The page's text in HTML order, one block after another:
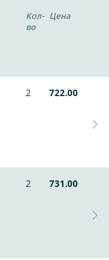
Кол-
во
Цена
2 722.00
2 731.00